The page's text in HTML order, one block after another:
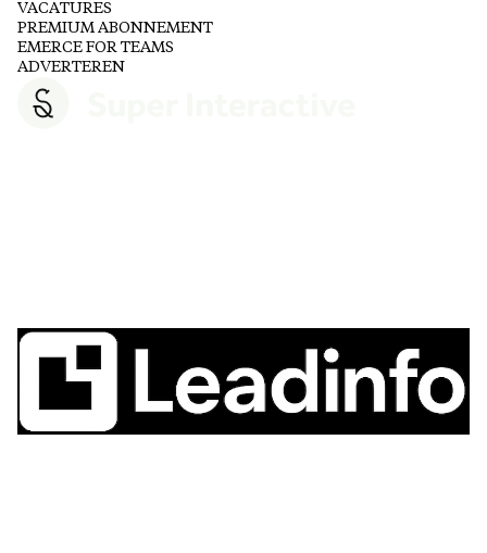
VACATURES
PREMIUM ABONNEMENT
EMERCE FOR TEAMS
ADVERTEREN